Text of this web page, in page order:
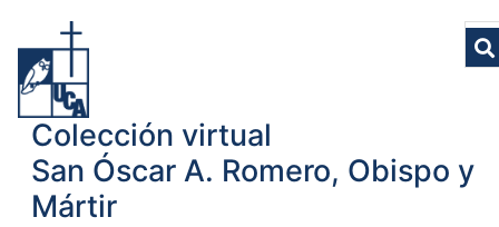
Colección virtual
San Óscar A. Romero, Obispo y
Mártir